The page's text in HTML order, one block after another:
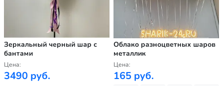
Зеркальный черный шар с
бантами
Цена:
3490 руб.
Облако разноцветных шаров
металлик
Цена:
165 руб.